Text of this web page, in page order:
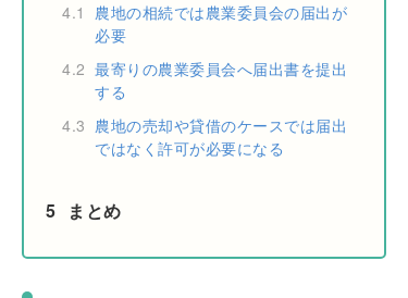
4.1
農地の相続では農業委員会の届出が
必要
4.2 最寄りの農業委員会へ届出書を提出
する
4.3 農地の売却や貸借のケースでは届出
ではなく許可が必要になる
5 まとめ